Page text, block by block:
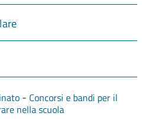
- Concorsi e bandi per il
nella scuola